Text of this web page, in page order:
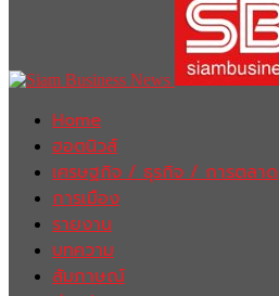
Home
ฮอตนิวส์
เศรษฐกิจ / ธุรกิจ / การตลาด
การเมือง
รายงาน
บทความ
สัมภาษณ์